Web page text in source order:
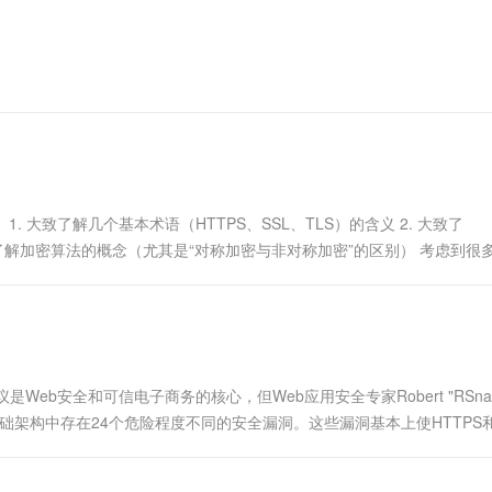
大致了解几个基本术语（HTTPS、SSL、TLS）的含义 2. 大致了
加密算法的概念（尤其是“对称加密与非对称加密”的区别） 考虑到很
Web安全和可信电子商务的核心，但Web应用安全专家Robert
构中存在24个危险程度不同的安全漏洞。这些漏洞基本上使HTTPS